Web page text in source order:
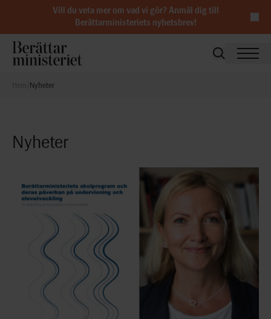
Vill du veta mer om vad vi gör? Anmäl dig till
Berättarministeriets nyhetsbrev!
Nyheter
Nyheter